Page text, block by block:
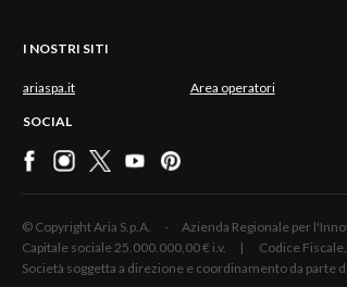
I NOSTRI SITI
ariaspa.it Area operatori
SOCIAL
© Copyright Aria S.p.A. - Azienda Regionale per
Capitale sociale 25.000.000,00 € i.v. | Codice
Società soggetta a direzione e coordinamento da parte